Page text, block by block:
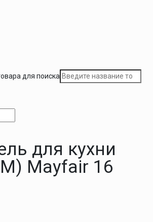
для поиска
для кухни
Mayfair 16